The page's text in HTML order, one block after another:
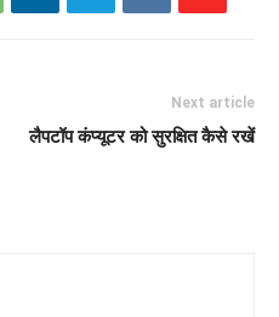
Next article
लैपटॉप कंप्यूटर को सुरक्षित कैसे रखें